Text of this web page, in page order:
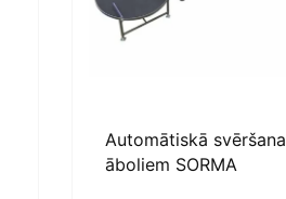
Automātiskā svēršana
āboliem SORMA